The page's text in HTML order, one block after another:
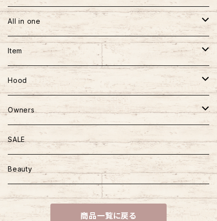
BAG
長袖
フーディー
アウター
ニット
パンツ
スカート
All in one
ワンピース
ロンパース
Item
おもちゃ
かばん
ハーネス＆リード
おさんぽアイテム
Hood
ごはん
おやつ
トッピング
Owners
マザーズバッグ
SALE
Beauty
商品一覧に戻る